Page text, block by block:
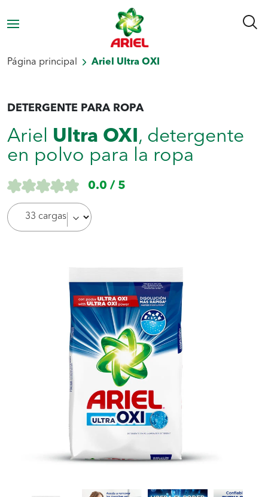
Página principal Ariel Ultra OXI
DETERGENTE PARA ROPA
Ariel Ultra OXI, detergente
en polvo para la ropa
0.0 / 5